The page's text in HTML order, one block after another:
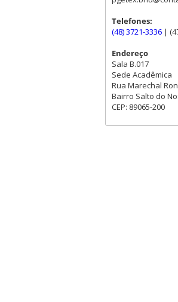
Telefones:
(48) 3721-3336|
Endereço
Sala B.017
Sede Acadêmica
Rua Marechal
Bairro Salto do
CEP: 89065-200